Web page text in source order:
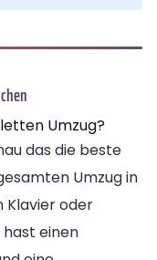
Umzug?
das die beste
Umzug in
Klavier oder
hast einen